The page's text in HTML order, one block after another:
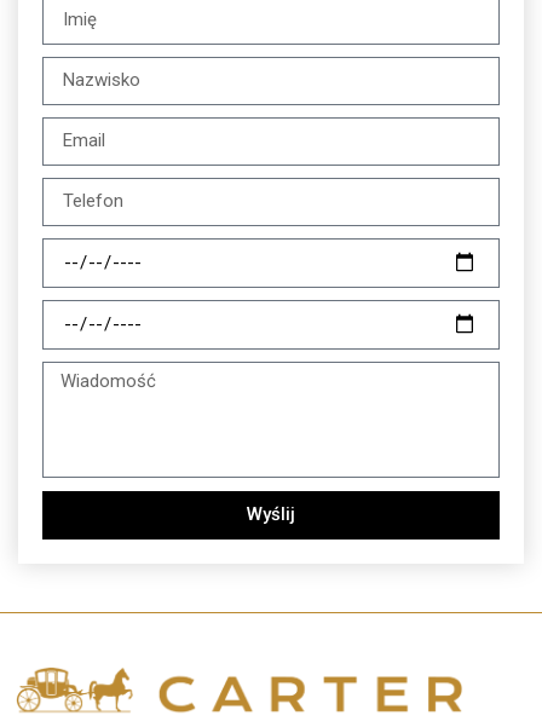
Wyślij